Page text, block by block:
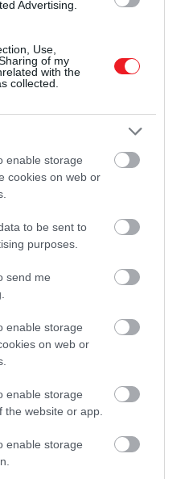
Advertising.
Use,
of my
with the
collected.
enable storage
cookies on web or
to be sent to
purposes.
send me
enable storage
on web or
enable storage
the website or app.
enable storage
felhőben található. Az
kevés nehéz elemet
ősi galaxisok is
A kutatók szerint ez a
legősibb állapotú
7334rendkívül kevés
meglepő, hiszen
és oxigént. A kutatók
hogy a csillag egy olyan
alakult ki, ahol az
6 milliárd tonnával
a csillag nem egy idegen